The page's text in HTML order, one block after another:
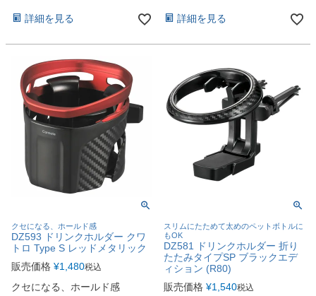
詳細を見る 詳細を見る
クセになる、ホールド感
DZ593 ドリンクホルダー クワ
トロ Type S レッドメタリック
販売価格 ¥1,480税込
クセになる、ホールド感
スリムにたためて太めのペットボトルに
もOK
DZ581 ドリンクホルダー 折り
たたみタイプSP ブラックエデ
ィション (R80)
販売価格 ¥1,540税込